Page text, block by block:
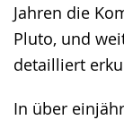
Jahren die
Pluto, und
detailliert
In über